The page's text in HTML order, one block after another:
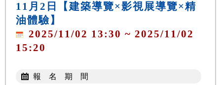
11月2日【建築導覽×影視展導覽×精
油體驗】
2025/11/02 13:30 ~ 2025/11/02
15:20
報 名 期 間